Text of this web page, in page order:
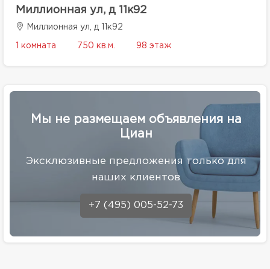
Миллионная ул, д 11к92
Миллионная ул, д 11к92
1 комната 750 кв.м. 98 этаж
Мы не размещаем объявления на
Циан
Эксклюзивные предложения только для
наших клиентов
+7 (495) 005-52-73